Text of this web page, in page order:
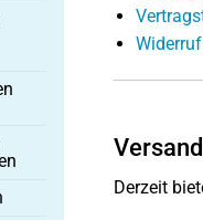
Widerruf
Derzeit